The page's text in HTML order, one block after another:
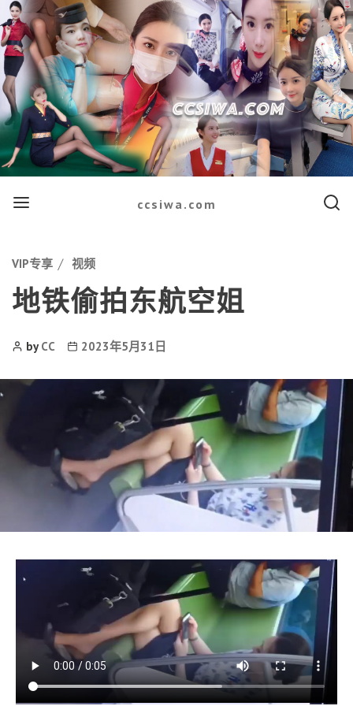
Menu ccsiwa.com Search
Categories
VIP专享 视频
地铁偷拍东航空姐
PostbyCC
Post2023年5月31日